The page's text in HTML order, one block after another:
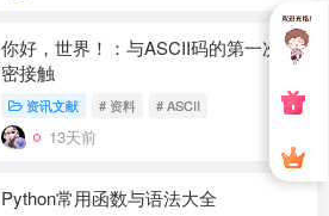
你好，世界！：与ASCII码的第一次亲
密接触
资讯文献 # 资料 # ASCII
13天前
Python常用函数与语法大全